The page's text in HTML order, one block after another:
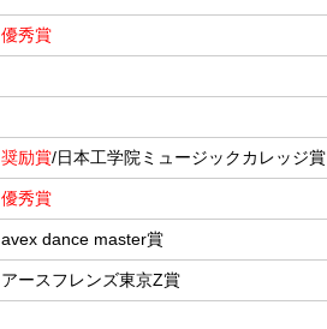
優秀賞
奨励賞/日本工学院ミュージックカレッジ賞
優秀賞
avex dance master賞
アースフレンズ東京Z賞